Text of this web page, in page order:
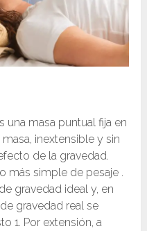
una masa puntual fija en
inextensible y sin
de la gravedad.
más simple de pesaje .
gravedad ideal y, en
gravedad real se
1. Por extensión, a